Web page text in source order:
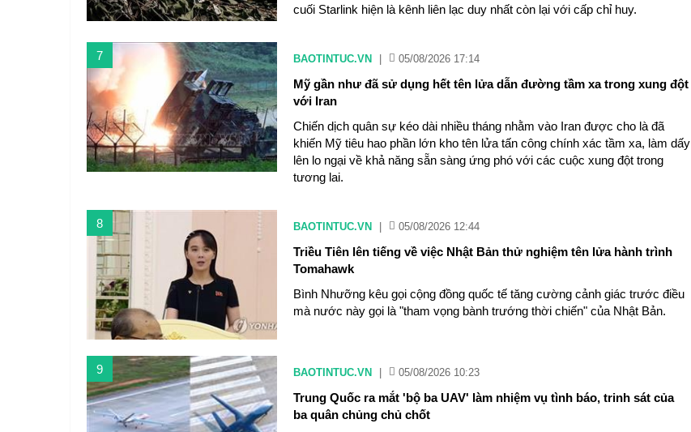
cuối Starlink hiện là kênh liên lạc duy nhất còn lại với cấp chỉ huy.
7 BAOTINTUC.VN 05/08/2026 17:14
Mỹ gần như đã sử dụng hết tên lửa dẫn đường tầm xa trong xung đột
với Iran
Chiến dịch quân sự kéo dài nhiều tháng nhằm vào Iran được cho là đã
khiến Mỹ tiêu hao phần lớn kho tên lửa tấn công chính xác tầm xa, làm dấy
lên lo ngại về khả năng sẵn sàng ứng phó với các cuộc xung đột trong
tương lai.
8 BAOTINTUC.VN 05/08/2026 12:44
Triều Tiên lên tiếng về việc Nhật Bản thử nghiệm tên lửa hành trình
Tomahawk
Bình Nhưỡng kêu gọi cộng đồng quốc tế tăng cường cảnh giác trước điều
mà nước này gọi là "tham vọng bành trướng thời chiến" của Nhật Bản.
9 BAOTINTUC.VN 05/08/2026 10:23
Trung Quốc ra mắt 'bộ ba UAV' làm nhiệm vụ tình báo, trinh sát của
ba quân chủng chủ chốt